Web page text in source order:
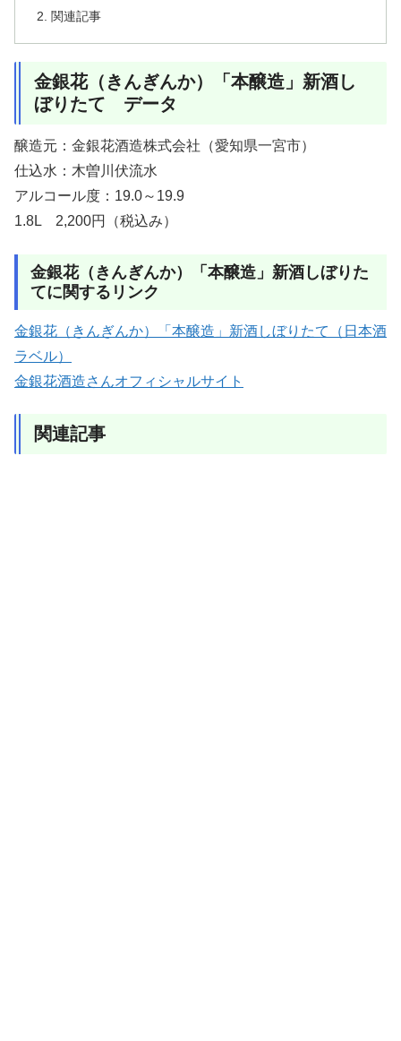
関連記事
金銀花（きんぎんか）「本醸造」新酒し
ぼりたて データ
醸造元：金銀花酒造株式会社（愛知県一宮市）
仕込水：木曽川伏流水
アルコール度：19.0～19.9
1.8L 2,200円（税込み）
金銀花（きんぎんか）「本醸造」新酒しぼりた
てに関するリンク
金銀花（きんぎんか）「本醸造」新酒しぼりたて（日本酒
ラベル）
金銀花酒造さんオフィシャルサイト
関連記事